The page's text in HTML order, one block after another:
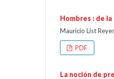
Hombres : de
Mauricio List
PDF
La noción de